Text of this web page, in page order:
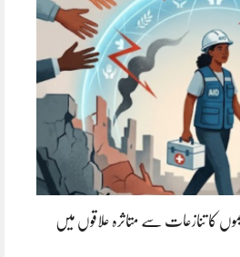
کا تنازعات سے متاثرہ علاقوں میں